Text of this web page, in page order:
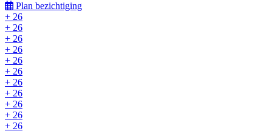
Plan bezichtiging
+ 26
+ 26
+ 26
+ 26
+ 26
+ 26
+ 26
+ 26
+ 26
+ 26
+ 26